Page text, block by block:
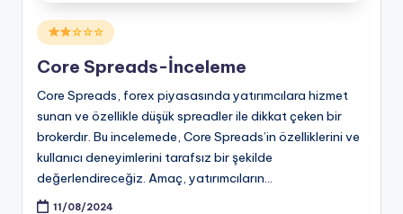
Posted
in
☆☆☆
Core Spreads-İnceleme
Core Spreads, forex piyasasında yatırımcılara hizmet
sunan ve özellikle düşük spreadler ile dikkat çeken bir
brokerdır. Bu incelemede, Core Spreads’in özelliklerini ve
kullanıcı deneyimlerini tarafsız bir şekilde
değerlendireceğiz. Amaç, yatırımcıların…
11/08/2024